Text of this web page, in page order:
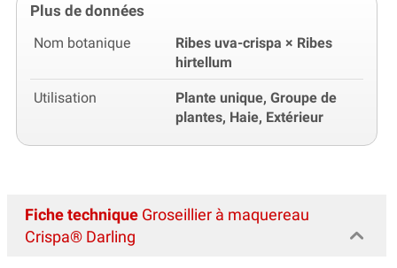
Plus de données
Nom botanique
Ribes uva-crispa × Ribes
hirtellum
Utilisation
Plante unique, Groupe de
plantes, Haie, Extérieur
Fiche technique Groseillier à maquereau
Crispa® Darling